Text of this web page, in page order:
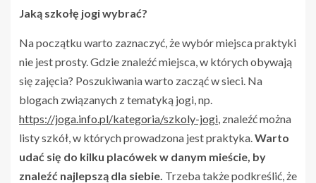
Jaką szkołę jogi wybrać?
Na początku warto zaznaczyć, że wybór miejsca praktyki
nie jest prosty. Gdzie znaleźć miejsca, w których obywają
się zajęcia? Poszukiwania warto zacząć w sieci. Na
blogach związanych z tematyką jogi, np.
https://joga.info.pl/kategoria/szkoly-jogi , znaleźć można
listy szkół, w których prowadzona jest praktyka. Warto
udać się do kilku placówek w danym mieście, by
znaleźć najlepszą dla siebie. Trzeba także podkreślić, że